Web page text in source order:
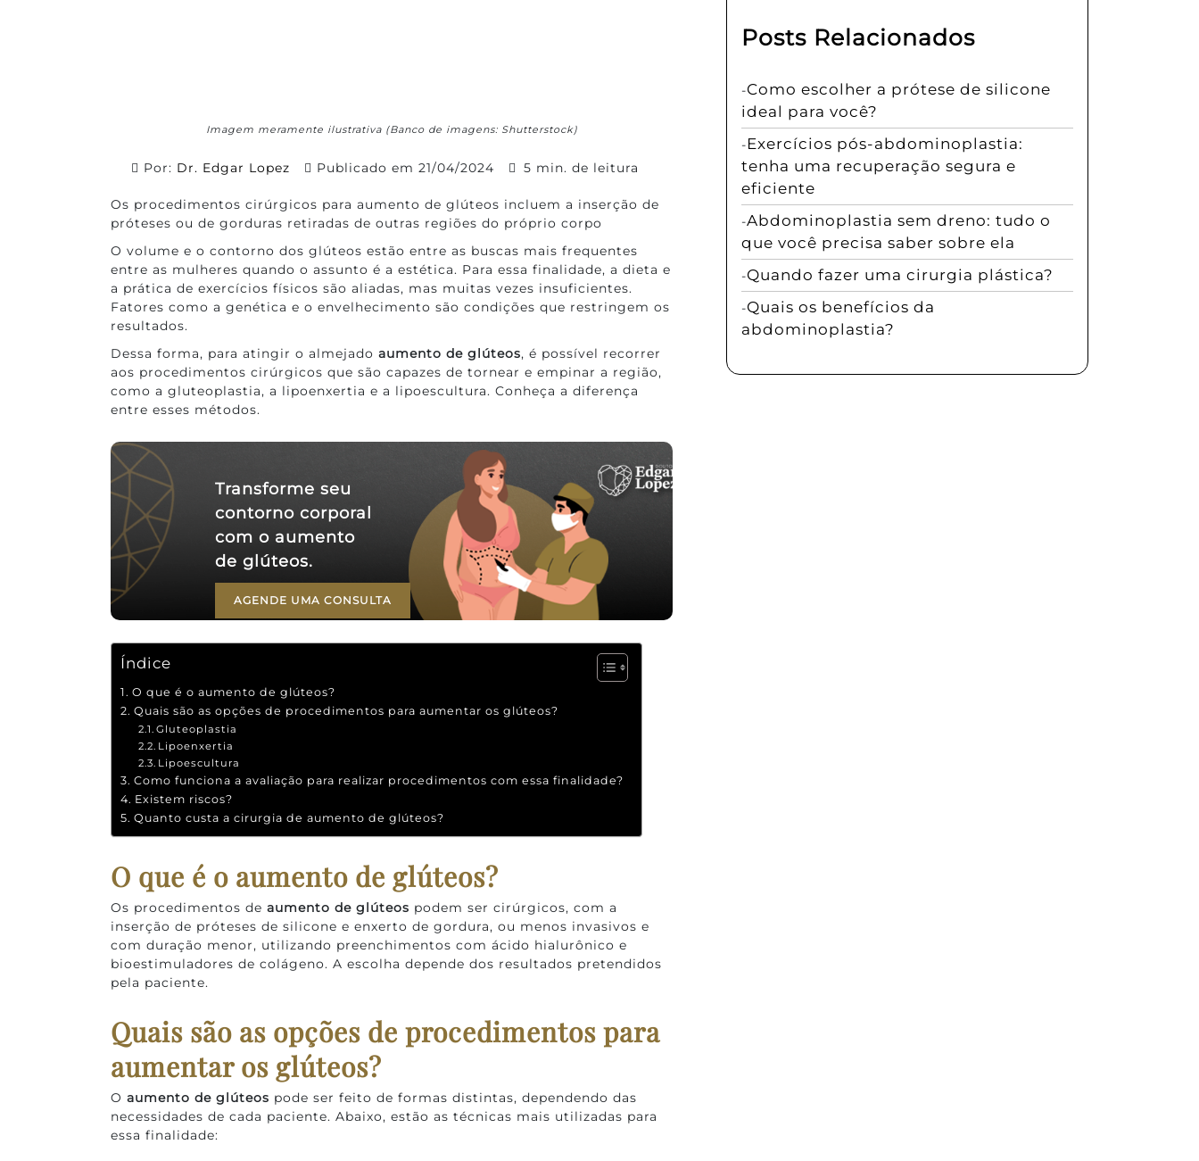
Imagem meramente ilustrativa (Banco de imagens: Shutterstock)
Por: Dr. Edgar Lopez Publicado em 21/04/2024 5 min. de leitura
Os procedimentos cirúrgicos para aumento de glúteos incluem a inserção de
próteses ou de gorduras retiradas de outras regiões do próprio corpo
O volume e o contorno dos glúteos estão entre as buscas mais frequentes
entre as mulheres quando o assunto é a estética. Para essa finalidade, a dieta e
a prática de exercícios físicos são aliadas, mas muitas vezes insuficientes.
Fatores como a genética e o envelhecimento são condições que restringem os
resultados.
Dessa forma, para atingir o almejado aumento de glúteos, é possível recorrer
aos procedimentos cirúrgicos que são capazes de tornear e empinar a região,
como a gluteoplastia, a lipoenxertia e a lipoescultura. Conheça a diferença
entre esses métodos.
Transforme seu
contorno corporal
com o aumento
de glúteos.
AGENDE UMA CONSULTA
Índice
O que é o aumento de glúteos?
Quais são as opções de procedimentos para aumentar os glúteos?
Gluteoplastia
Lipoenxertia
Lipoescultura
Como funciona a avaliação para realizar procedimentos com essa finalidade?
Existem riscos?
Quanto custa a cirurgia de aumento de glúteos?
O que é o aumento de glúteos?
Os procedimentos de aumento de glúteos podem ser cirúrgicos, com a
inserção de próteses de silicone e enxerto de gordura, ou menos invasivos e
com duração menor, utilizando preenchimentos com ácido hialurônico e
bioestimuladores de colágeno. A escolha depende dos resultados pretendidos
pela paciente.
Quais são as opções de procedimentos para
aumentar os glúteos?
O aumento de glúteos pode ser feito de formas distintas, dependendo das
necessidades de cada paciente. Abaixo, estão as técnicas mais utilizadas para
essa finalidade:
Posts Relacionados
Como escolher a prótese de silicone
ideal para você?
Exercícios pós-abdominoplastia:
tenha uma recuperação segura e
eficiente
Abdominoplastia sem dreno: tudo o
que você precisa saber sobre ela
Quando fazer uma cirurgia plástica?
Quais os benefícios da
abdominoplastia?